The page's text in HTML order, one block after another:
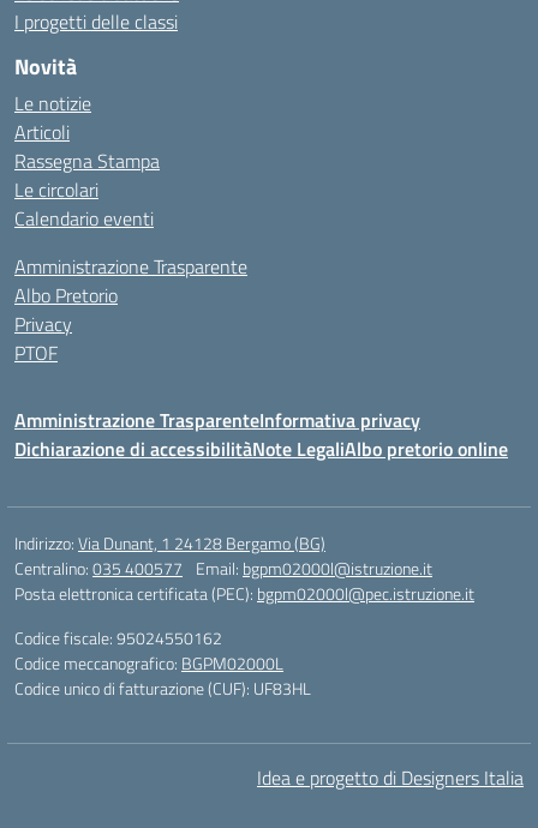
I progetti delle classi
Novità
Le notizie
Articoli
Rassegna Stampa
Le circolari
Calendario eventi
Amministrazione Trasparente
Albo Pretorio
Privacy
PTOF
Amministrazione TrasparenteInformativa privacy
Dichiarazione di accessibilitàNote LegaliAlbo pretorio online
Indirizzo:Via Dunant, 1 24128 Bergamo (BG)
Centralino:035 400577 Email: bgpm02000l@istruzione.it
Posta elettronica certificata (PEC): bgpm02000l@pec.istruzione.it
Codice fiscale: 95024550162
Codice meccanografico: BGPM02000L
Codice unico di fatturazione (CUF): UF83HL
Idea e progetto di Designers Italia